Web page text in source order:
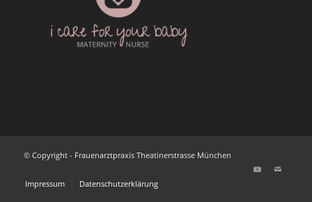
© Copyright - Frauenarztpraxis Theatinerstrasse München
Impressum Datenschutzerklärung